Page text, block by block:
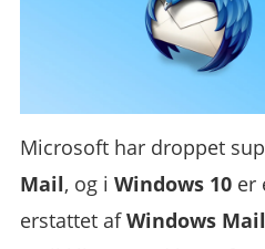
Microsoft har droppet
Mail, og iWindows 10 er
erstattet afWindows Mail